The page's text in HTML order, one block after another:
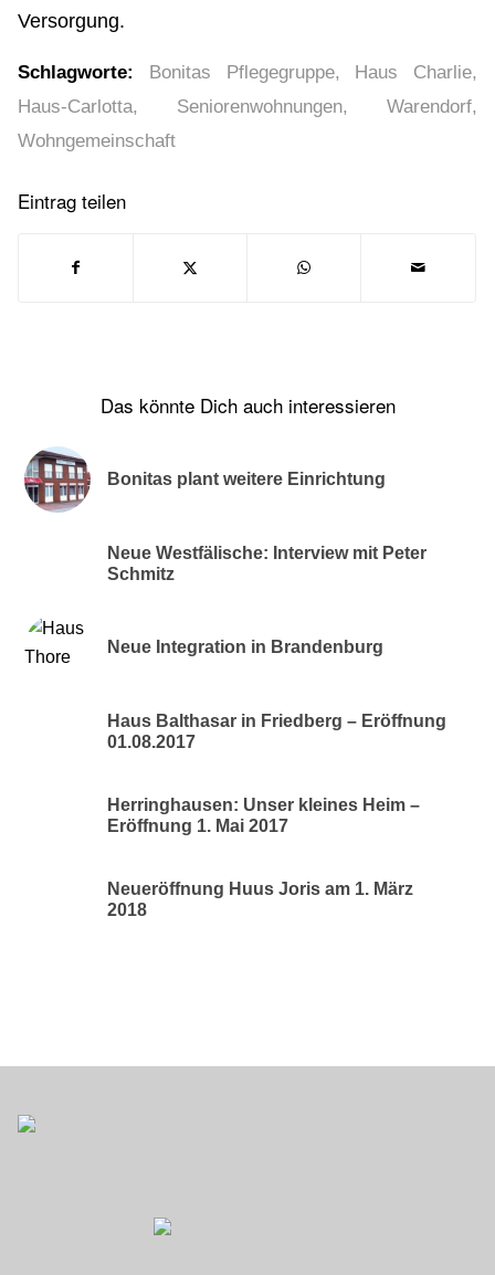
Versorgung.
Schlagworte: Bonitas Pflegegruppe, Haus Charlie,
Haus-Carlotta, Seniorenwohnungen, Warendorf,
Wohngemeinschaft
Eintrag teilen
Das könnte Dich auch interessieren
Bonitas plant weitere Einrichtung
Neue Westfälische: Interview mit Peter
Schmitz
Neue Integration in Brandenburg
Haus Balthasar in Friedberg – Eröffnung
01.08.2017
Herringhausen: Unser kleines Heim –
Eröffnung 1. Mai 2017
Neueröffnung Huus Joris am 1. März
2018